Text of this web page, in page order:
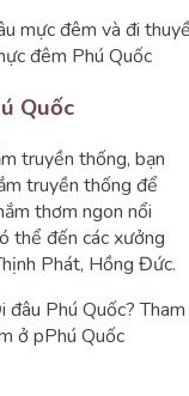
đêm Phú Quốc
Quốc
truyền thống, bạn
truyền thống để
thơm ngon nổi
thể đến các xưởng
Phát, Hồng Đức.
ở pPhú Quốc